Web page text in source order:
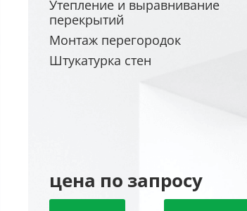
Утепление и выравнивание
перекрытий
Монтаж перегородок
Штукатурка стен
цена по запросу